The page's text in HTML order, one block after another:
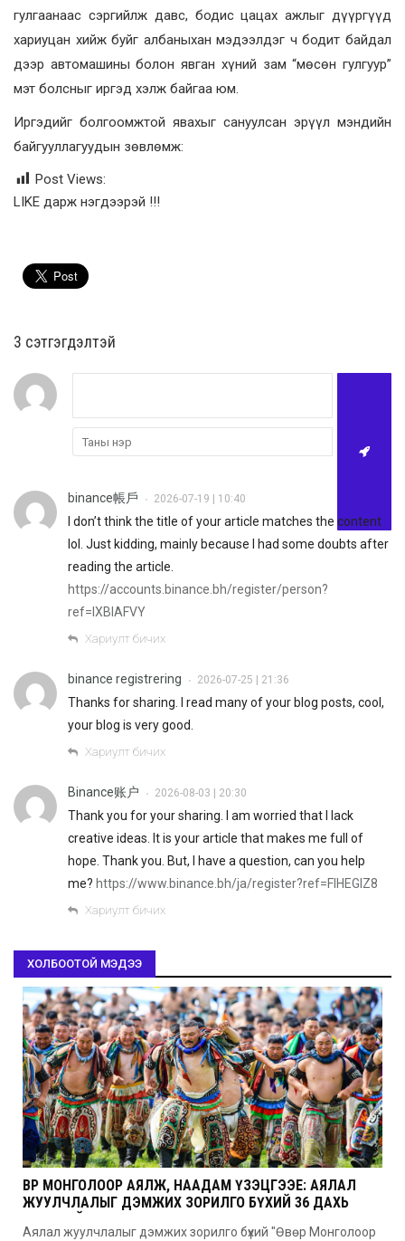
гулгаанаас сэргийлж давс, бодис цацах ажлыг дүүргүүд
хариуцан хийж буйг албаныхан мэдээлдэг ч бодит байдал
дээр автомашины болон явган хүний зам “мөсөн гулгуур”
мэт болсныг иргэд хэлж байгаа юм.
Иргэдийг болгоомжтой явахыг сануулсан эрүүл мэндийн
байгууллагуудын зөвлөмж:
Post Views:
LIKE дарж нэгдээрэй !!!
3 cэтгэгдэлтэй
binance帳戶 • 2026-07-19 | 10:40
I don’t think the title of your article matches the content
lol. Just kidding, mainly because I had some doubts after
reading the article.
https://accounts.binance.bh/register/person?
ref=IXBIAFVY
Хариулт бичих
binance registrering • 2026-07-25 | 21:36
Thanks for sharing. I read many of your blog posts, cool,
your blog is very good.
Хариулт бичих
Binance账户 • 2026-08-03 | 20:30
Thank you for your sharing. I am worried that I lack
creative ideas. It is your article that makes me full of
hope. Thank you. But, I have a question, can you help
me? https://www.binance.bh/ja/register?ref=FIHEGIZ8
Хариулт бичих
ХОЛБООТОЙ МЭДЭЭ
ӨВӨР МОНГОЛООР АЯЛЖ, НААДАМ ҮЗЭЦГЭЭЕ: АЯЛАЛ
ЖУУЛЧЛАЛЫГ ДЭМЖИХ ЗОРИЛГО БҮХИЙ 36 ДАХЬ
УДААГИЙН НААДАМ
Аялал жуулчлалыг дэмжих зорилго бүхий "Өвөр Монголоор